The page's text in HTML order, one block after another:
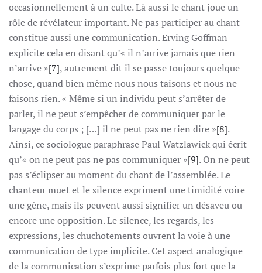
occasionnellement à un culte. Là aussi le chant joue un
rôle de révélateur important. Ne pas participer au chant
constitue aussi une communication. Erving Goffman
explicite cela en disant qu’« il n’arrive jamais que rien
n’arrive »[7], autrement dit il se passe toujours quelque
chose, quand bien même nous nous taisons et nous ne
faisons rien. « Même si un individu peut s’arrêter de
parler, il ne peut s’empêcher de communiquer par le
langage du corps ; […] il ne peut pas ne rien dire »[8].
Ainsi, ce sociologue paraphrase Paul Watzlawick qui écrit
qu’« on ne peut pas ne pas communiquer »[9]. On ne peut
pas s’éclipser au moment du chant de l’assemblée. Le
chanteur muet et le silence expriment une timidité voire
une gêne, mais ils peuvent aussi signifier un désaveu ou
encore une opposition. Le silence, les regards, les
expressions, les chuchotements ouvrent la voie à une
communication de type implicite. Cet aspect analogique
de la communication s’exprime parfois plus fort que la